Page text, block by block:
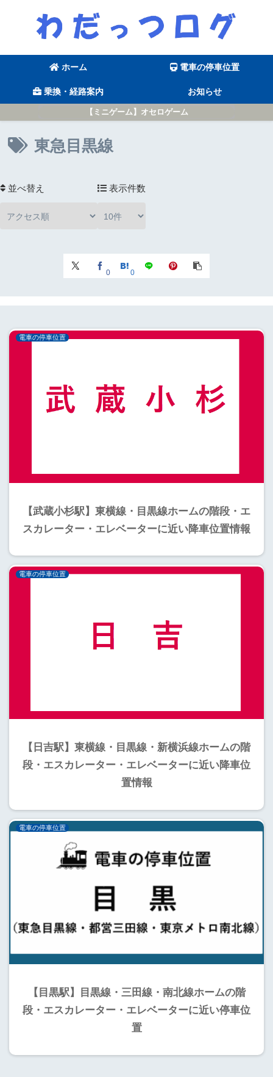
ホーム 電車の停車位置
乗換・経路案内 お知らせ
【ミニゲーム】オセロゲーム
東急目黒線
並べ替え 表示件数
0 0
電車の停車位置
【武蔵小杉駅】東横線・目黒線ホームの階段・エ
スカレーター・エレベーターに近い降車位置情報
電車の停車位置
【日吉駅】東横線・目黒線・新横浜線ホームの階
段・エスカレーター・エレベーターに近い降車位
置情報
電車の停車位置
【目黒駅】目黒線・三田線・南北線ホームの階
段・エスカレーター・エレベーターに近い停車位
置